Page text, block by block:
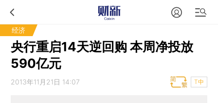
经济
央行重启14天逆回购 本周净投放
590亿元
2013年11月21日 14:07 T中